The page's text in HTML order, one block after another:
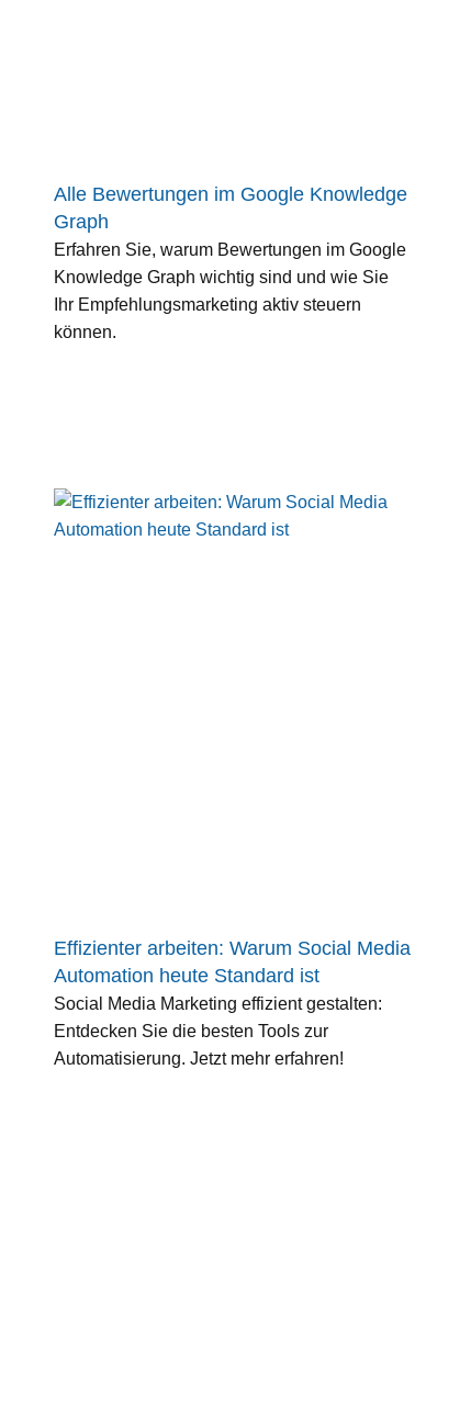
Alle Bewertungen im Google Knowledge
Graph
Erfahren Sie, warum Bewertungen im Google
Knowledge Graph wichtig sind und wie Sie
Ihr Empfehlungsmarketing aktiv steuern
können.
Effizienter arbeiten: Warum Social Media
Automation heute Standard ist
Social Media Marketing effizient gestalten:
Entdecken Sie die besten Tools zur
Automatisierung. Jetzt mehr erfahren!